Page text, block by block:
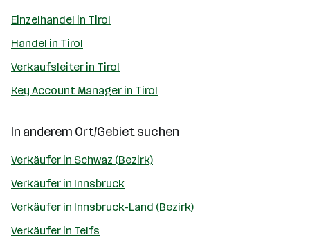
Einzelhandel in Tirol
Handel in Tirol
Verkaufsleiter in Tirol
Key Account Manager in Tirol
In anderem Ort/Gebiet suchen
Verkäufer in Schwaz (Bezirk)
Verkäufer in Innsbruck
Verkäufer in Innsbruck-Land (Bezirk)
Verkäufer in Telfs